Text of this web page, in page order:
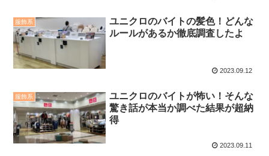
服飾系
ユニクロのバイトの髪色！どんな
ルールがあるか徹底調査したよ
2023.09.12
服飾系
ユニクロのバイトが怖い！そんな
驚き話が本当か調べた結果が超納
得
2023.09.11